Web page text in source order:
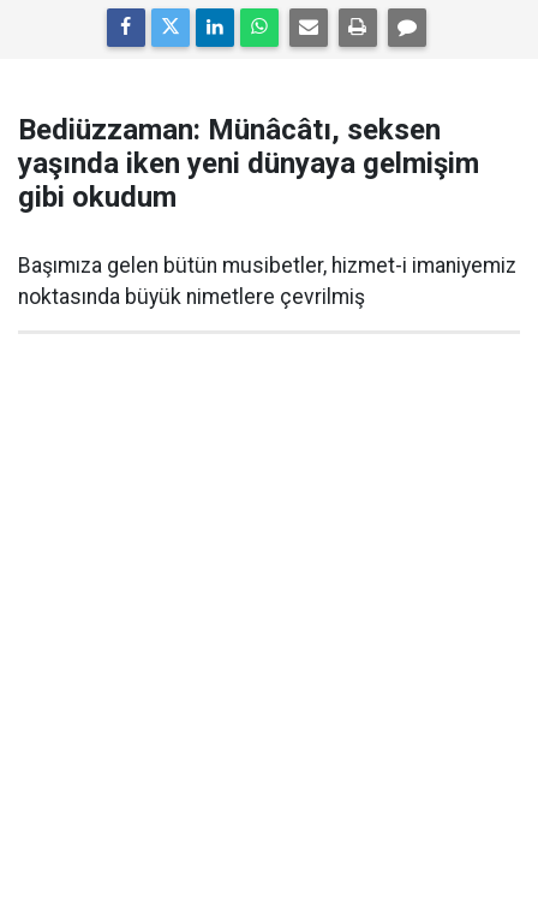
Bediüzzaman: Münâcâtı, seksen
yaşında iken yeni dünyaya gelmişim
gibi okudum
Başımıza gelen bütün musibetler, hizmet-i imaniyemiz
noktasında büyük nimetlere çevrilmiş